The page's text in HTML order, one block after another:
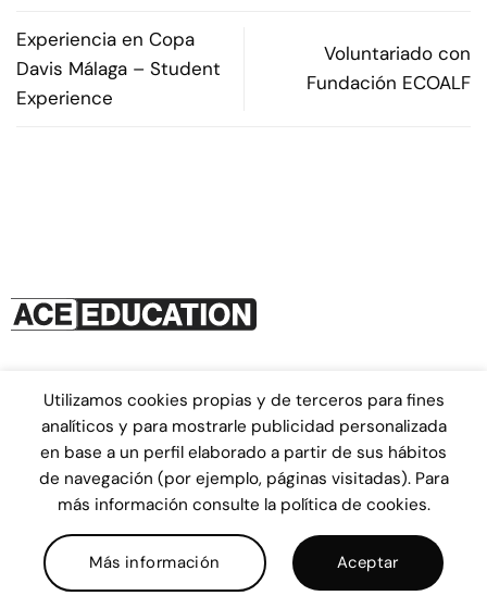
Experiencia en Copa
Davis Málaga – Student
Experience
Voluntariado con
Fundación ECOALF
PROGRAMAS
NOSOTROS
ADMISIONES
EMPLEABILIDAD
EXPERIENCIA
CONTACTO
Utilizamos cookies propias y de terceros para fines
analíticos y para mostrarle publicidad personalizada
en base a un perfil elaborado a partir de sus hábitos
de navegación (por ejemplo, páginas visitadas). Para
más información consulte la política de cookies.
Más información Aceptar